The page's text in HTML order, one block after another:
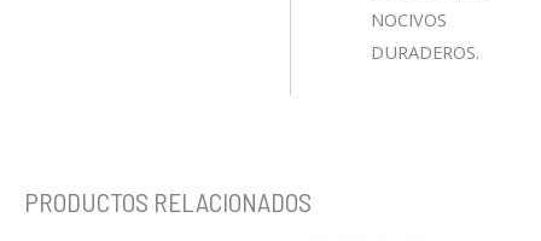
NOCIVOS
DURADEROS.
PRODUCTOS RELACIONADOS